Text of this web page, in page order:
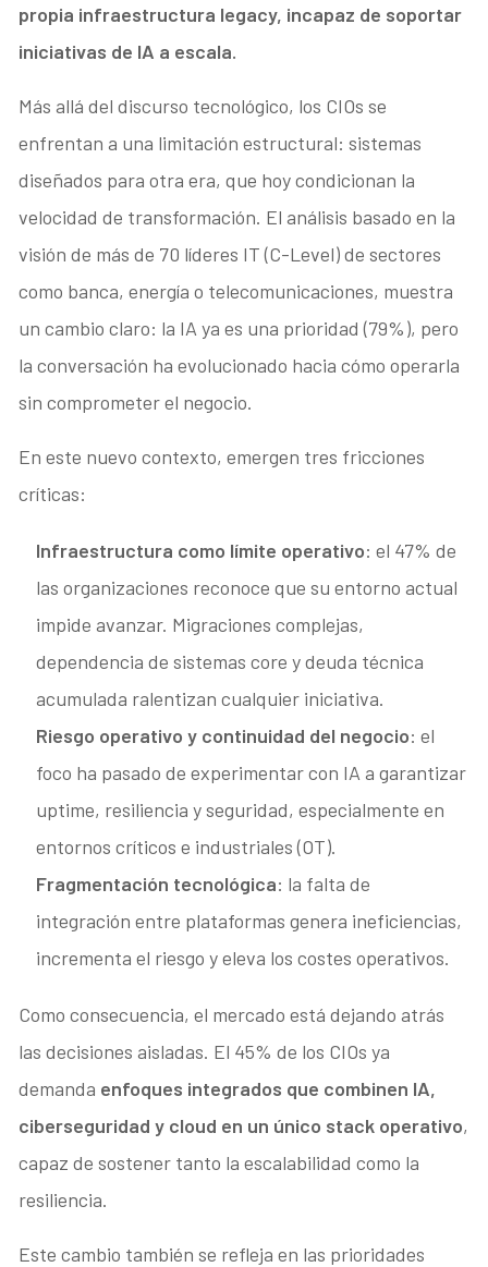
propia infraestructura legacy, incapaz de soportar
iniciativas de IA a escala.
Más allá del discurso tecnológico, los CIOs se
enfrentan a una limitación estructural: sistemas
diseñados para otra era, que hoy condicionan la
velocidad de transformación. El análisis basado en la
visión de más de 70 líderes IT (C-Level) de sectores
como banca, energía o telecomunicaciones, muestra
un cambio claro: la IA ya es una prioridad (79%), pero
la conversación ha evolucionado hacia cómo operarla
sin comprometer el negocio.
En este nuevo contexto, emergen tres fricciones
críticas:
Infraestructura como límite operativo: el 47% de
las organizaciones reconoce que su entorno actual
impide avanzar. Migraciones complejas,
dependencia de sistemas core y deuda técnica
acumulada ralentizan cualquier iniciativa.
Riesgo operativo y continuidad del negocio: el
foco ha pasado de experimentar con IA a garantizar
uptime, resiliencia y seguridad, especialmente en
entornos críticos e industriales (OT).
Fragmentación tecnológica: la falta de
integración entre plataformas genera ineficiencias,
incrementa el riesgo y eleva los costes operativos.
Como consecuencia, el mercado está dejando atrás
las decisiones aisladas. El 45% de los CIOs ya
demanda enfoques integrados que combinen IA,
ciberseguridad y cloud en un único stack operativo,
capaz de sostener tanto la escalabilidad como la
resiliencia.
Este cambio también se refleja en las prioridades